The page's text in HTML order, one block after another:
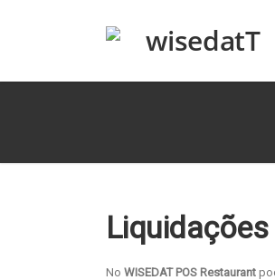
Liquidações
No WISEDAT POS Restaurant